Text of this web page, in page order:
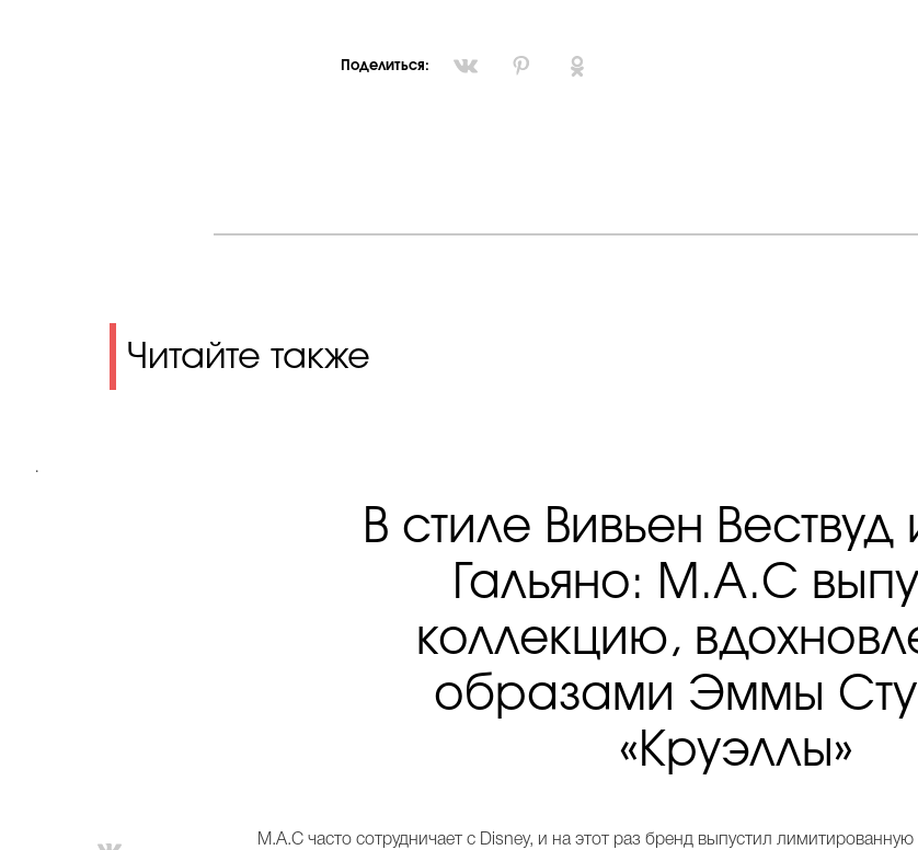
Поделиться:
Читайте также
.
В стиле Вивьен
Гальяно: M.A.C
коллекцию,
образами Эммы
«Круэллы»
M.A.C часто сотрудничает с Disney, и на этот раз бренд выпустил